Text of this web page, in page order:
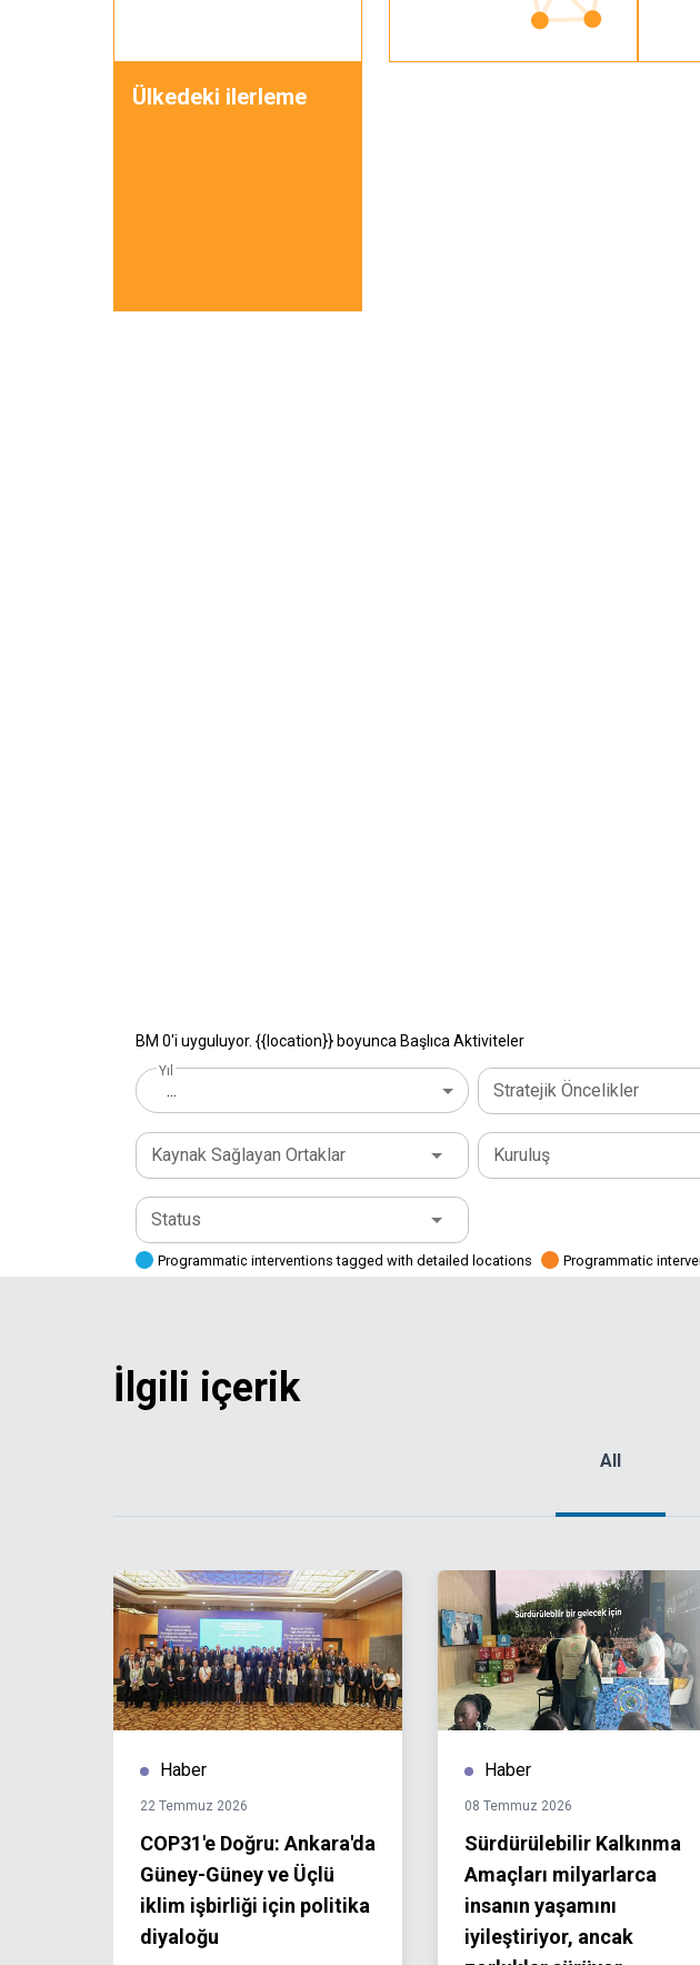
Ülkedeki ilerleme
BM 0'i uyguluyor. {{location}} boyunca Başlıca Aktiviteler
Yıl
... Stratejik Öncelikler
Kaynak Sağlayan Ortaklar Kuruluş
Status
Programmatic interventions tagged with detailed locations Programmatic
İlgili içerik
All
Haber
22 Temmuz 2026
COP31'e Doğru: Ankara'da
Güney-Güney ve Üçlü
iklim işbirliği için politika
diyaloğu
Haber
08 Temmuz 2026
Sürdürülebilir Kalkınma
Amaçları milyarlarca
insanın yaşamını
iyileştiriyor, ancak